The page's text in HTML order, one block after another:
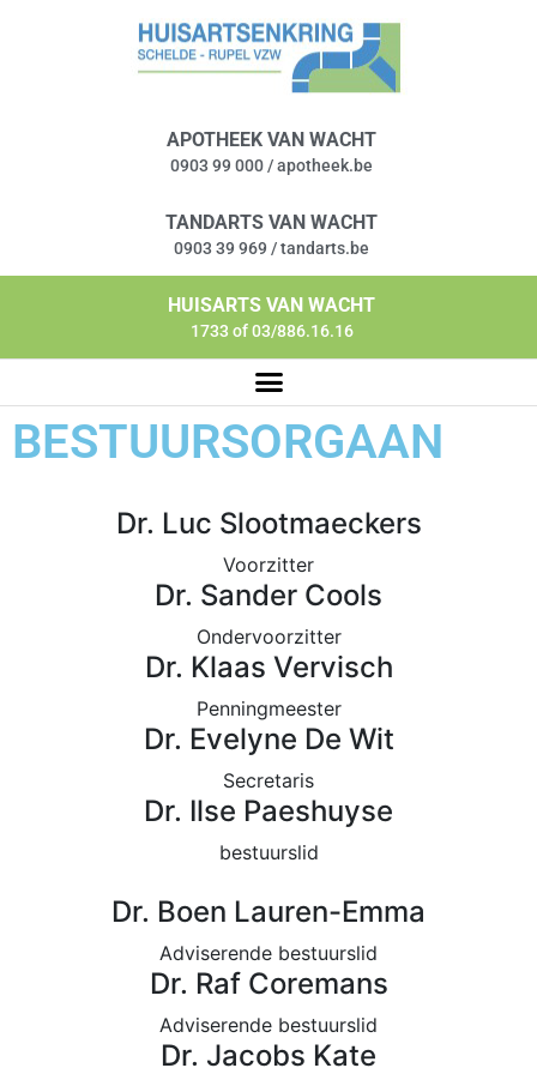
APOTHEEK VAN WACHT
0903 99 000 / apotheek.be
TANDARTS VAN WACHT
0903 39 969 / tandarts.be
HUISARTS VAN WACHT
1733 of 03/886.16.16
BESTUURSORGAAN
Dr. Luc Slootmaeckers
Voorzitter
Dr. Sander Cools
Ondervoorzitter
Dr. Klaas Vervisch
Penningmeester​
Dr. Evelyne De Wit
Secretaris
Dr. Ilse Paeshuyse
bestuurslid
Dr. Boen Lauren-Emma
Adviserende bestuurslid
Dr. Raf Coremans
Adviserende bestuurslid
Dr. Jacobs Kate